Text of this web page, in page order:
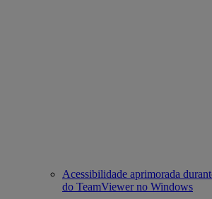
Acessibilidade aprimorada
do TeamViewer no Windows